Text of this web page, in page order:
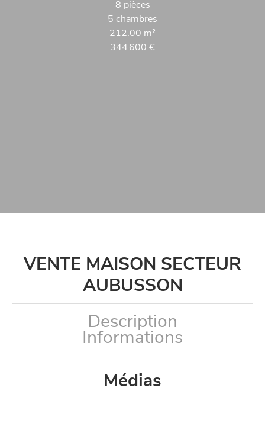
8 pièces
5 chambres
212.00 m²
344 600 €
VENTE MAISON SECTEUR
AUBUSSON
Description
Informations
Médias